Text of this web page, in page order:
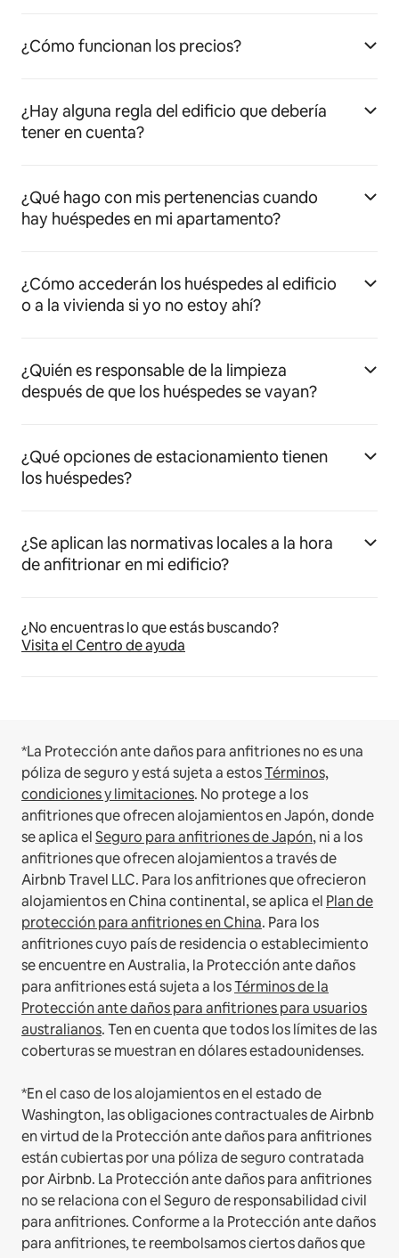
¿Cómo funcionan los precios?
¿Hay alguna regla del edificio que debería
tener en cuenta?
¿Qué hago con mis pertenencias cuando
hay huéspedes en mi apartamento?
¿Cómo accederán los huéspedes al edificio
o a la vivienda si yo no estoy ahí?
¿Quién es responsable de la limpieza
después de que los huéspedes se vayan?
¿Qué opciones de estacionamiento tienen
los huéspedes?
¿Se aplican las normativas locales a la hora
de anfitrionar en mi edificio?
¿No encuentras lo que estás buscando?
Visita el Centro de ayuda
*La Protección ante daños para anfitriones no es una
póliza de seguro y está sujeta a estosTérminos,
condiciones y limitaciones. No protege a los
anfitriones que ofrecen alojamientos en Japón, donde
se aplica elSeguro para anfitriones de Japón, ni a los
anfitriones que ofrecen alojamientos a través de
Airbnb Travel LLC. Para los anfitriones que ofrecieron
alojamientos en China continental, se aplica el Plan de
protección para anfitriones en China. Para los
anfitriones cuyo país de residencia o establecimiento
se encuentre en Australia, la Protección ante daños
para anfitriones está sujeta a losTérminos de la
Protección ante daños para anfitriones para usuarios
australianos. Ten en cuenta que todos los límites de las
coberturas se muestran en dólares estadounidenses.
*En el caso de los alojamientos en el estado de
Washington, las obligaciones contractuales de Airbnb
en virtud de la Protección ante daños para anfitriones
están cubiertas por una póliza de seguro contratada
por Airbnb. La Protección ante daños para anfitriones
no se relaciona con el Seguro de responsabilidad civil
para anfitriones. Conforme a la Protección ante daños
para anfitriones, te reembolsamos ciertos daños que